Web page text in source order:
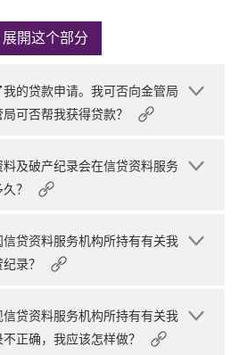
展開这个部分
的贷款申请。我可否向金管局
可否帮我获得贷款？
料及破产纪录会在信贷资料服务
？
信贷资料服务机构所持有有关我
录？
信贷资料服务机构所持有有关我
正确，我应该怎样做？